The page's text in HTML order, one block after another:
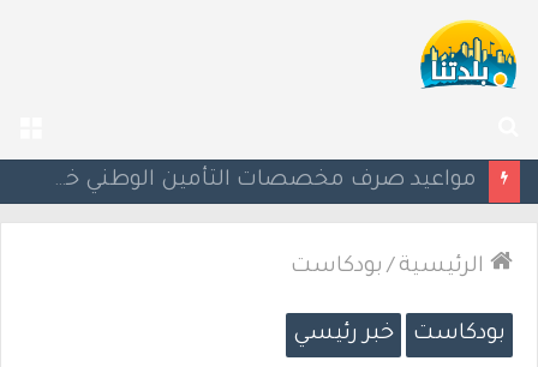
عن
إسرائيل تحذر مواطنيها في اليونان من احتجاجات مرتبطة بحرب غزة
الرئيسية / بودكاست
بودكاست خبر رئيسي